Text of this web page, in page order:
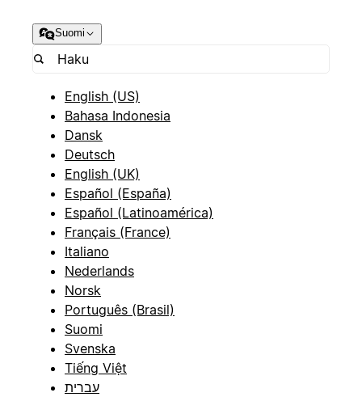
Suomi
English (US)
Bahasa Indonesia
Dansk
Deutsch
English (UK)
Español (España)
Español (Latinoamérica)
Français (France)
Italiano
Nederlands
Norsk
Português (Brasil)
Suomi
Svenska
Tiếng Việt
עברית